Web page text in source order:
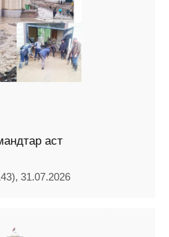
аст
31.07.2026